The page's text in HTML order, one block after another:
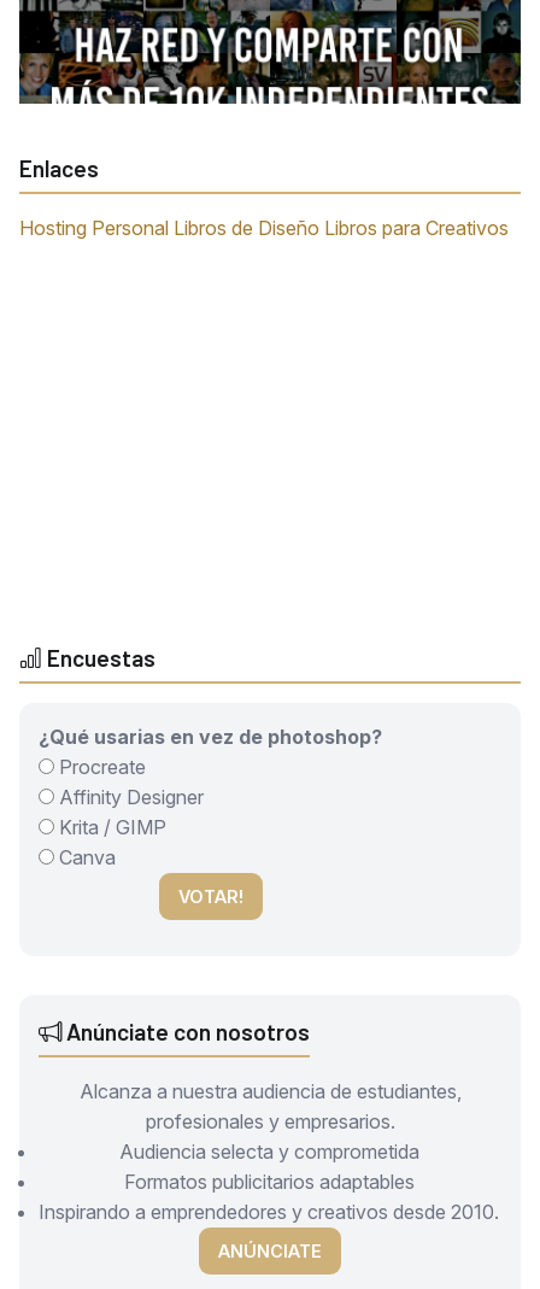
Enlaces
Hosting Personal Libros de Diseño Libros para Creativos
Encuestas
¿Qué usarias en vez de photoshop?
Procreate
Affinity Designer
Krita / GIMP
Canva
VOTAR!
Anúnciate con nosotros
Alcanza a nuestra audiencia de estudiantes,
profesionales y empresarios.
Audiencia selecta y comprometida
Formatos publicitarios adaptables
Inspirando a emprendedores y creativos desde 2010.
ANÚNCIATE